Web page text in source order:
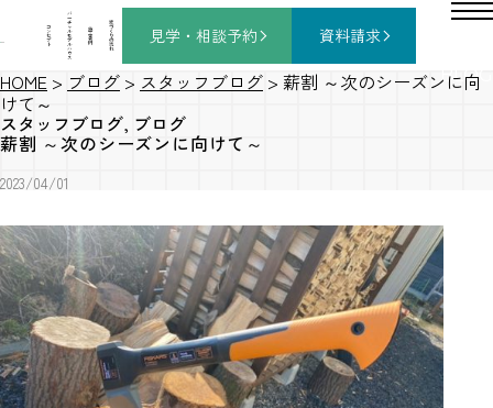
コ
ン
セ
プ
ト
バ
ー
チ
ャ
ル
モ
デ
ル
ハ
ウ
ス
施
工
事
例
家
づ
く
り
の
流
れ
見学・相談予約 資料請求
BLOG
HOME > ブログ > スタッフブログ > 薪割 ～次のシーズンに向
けて～
スタッフブログ, ブログ
薪割 ～次のシーズンに向けて～
2023/04/01